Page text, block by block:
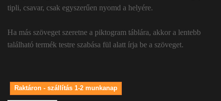
tipli, csavar, csak egyszerűen nyomd a helyére.
Ha más szöveget szeretne a piktogram táblára, akkor a lentebb
található termék testre szabása fül alatt írja be a szöveget.
Raktáron - szállítás 1-2 munkanap